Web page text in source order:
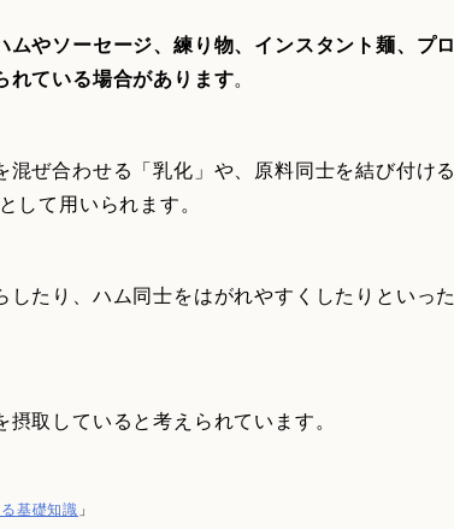
やソーセージ、練り物、インスタント麺、プロ
れている場合があります。
ぜ合わせる「乳化」や、原料同士を結び付ける
して用いられます。
たり、ハム同士をはがれやすくしたりといった
取していると考えられています。
基礎知識 」